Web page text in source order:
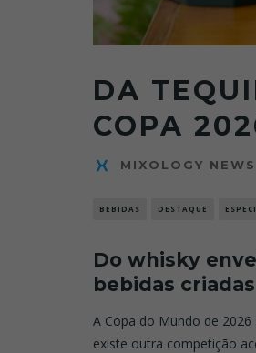
DA
COPA
MIXOLOGY NEWS
BEBIDAS DESTAQUE
Do whisky
bebidas
A Copa do Mundo de
existe outra competição